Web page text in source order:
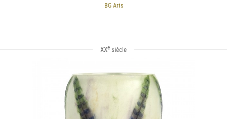
BG Arts
XXe siècle